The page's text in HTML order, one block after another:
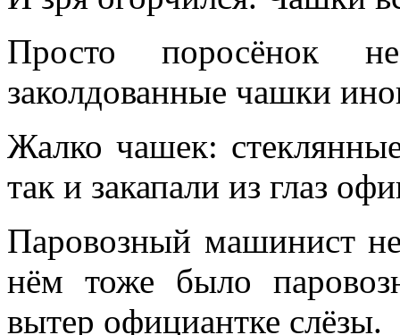
Просто поросёнок
заколдованные чашки
Жалко чашек:
так и закапали из глаз
Паровозный машинист не
нём тоже было
вытер официантке слёзы.